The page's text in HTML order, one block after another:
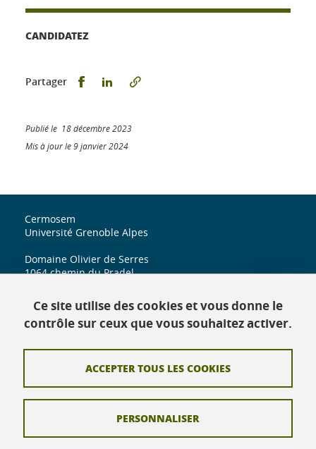
CANDIDATEZ
Partager Partager sur Facebook
Partager sur LinkedIn
Publié le 18 décembre 2023
Mis à jour le 9 janvier 2024
Cermosem
Université Grenoble Alpes
Domaine Olivier de Serres
1064 chemin du Pradel
iuga.cermosem@univ-grenoble-alpes.fr
Crédits
Ce site utilise des cookies et vous donne le
contrôle sur ceux que vous souhaitez activer.
ACCEPTER TOUS LES COOKIES
PERSONNALISER